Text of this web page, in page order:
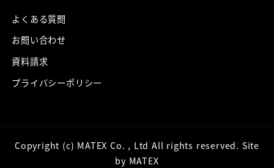
よくある質問
お問い合わせ
資料請求
プライバシーポリシー
Copyright (c) MATEX Co. , Ltd All rights reserved. Site
by MATEX